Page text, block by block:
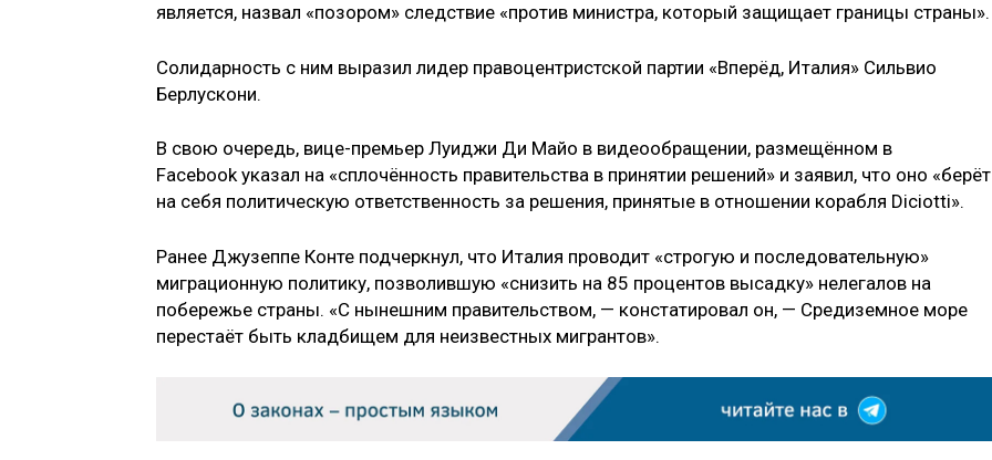
является, назвал «позором» следствие «против министра, который защищает границы страны».
Солидарность с ним выразил лидер правоцентристской партии «Вперёд, Италия» Сильвио
Берлускони.
В свою очередь, вице-премьер Луиджи Ди Майо в видеообращении, размещённом в
Facebook указал на «сплочённость правительства в принятии решений» и заявил, что оно «берёт
на себя политическую ответственность за решения, принятые в отношении корабля Diciotti».
Ранее Джузеппе Конте подчеркнул, что Италия проводит «строгую и последовательную»
миграционную политику, позволившую «снизить на 85 процентов высадку» нелегалов на
побережье страны. «С нынешним правительством, — констатировал он, — Средиземное море
перестаёт быть кладбищем для неизвестных мигрантов».